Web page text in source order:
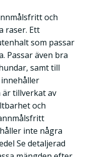
och
raser. Ett
som passar
Passar även bra
samt till
tillverkat av
och
inte några
Se detaljerad